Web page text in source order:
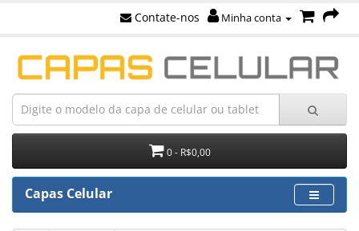
Contate-nos Minha conta
0 - R$0,00
Capas Celular